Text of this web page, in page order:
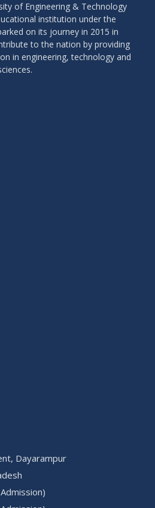
to the New Dress Code for the
of Engineering & Technology
institution under the
on its journey in 2015 in
to the nation by providing
in engineering, technology and
Dayarampur